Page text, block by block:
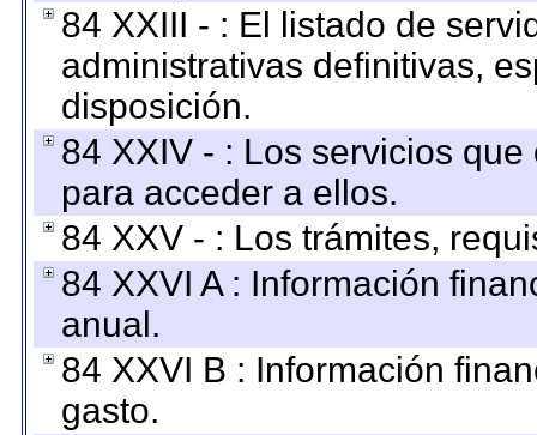
84 XXIII - : El listado de
administrativas definitivas,
disposición.
84 XXIV - : Los servicios
para acceder a ellos.
84 XXV - : Los trámites,
84 XXVI A : Información
anual.
84 XXVI B : Información
gasto.